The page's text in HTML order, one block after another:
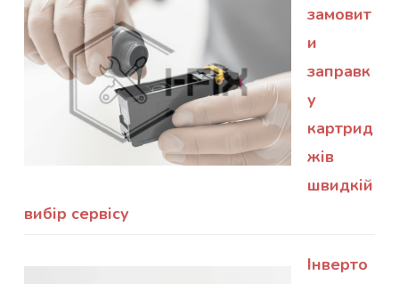
замовит
и
заправк
у
картрид
жів
швидкій
вибір сервісу
Інверто